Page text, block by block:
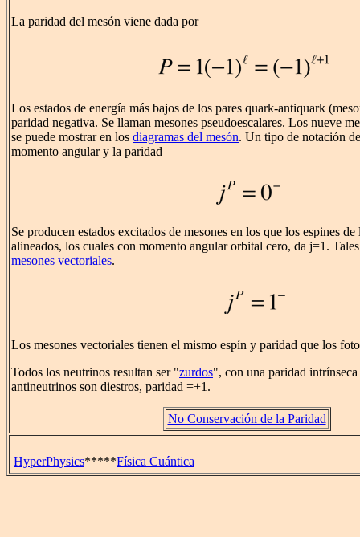
La paridad del mesón viene dada por
Los estados de energía más bajos de los pares quark-antiquark
paridad negativa. Se llaman mesones pseudoescalares. Los nueve
se puede mostrar en los diagramas del mesón. Un tipo de notación
momento angular y la paridad
Se producen estados excitados de mesones en los que los espines de
alineados, los cuales con momento angular orbital cero, da j=1.
mesones vectoriales.
Los mesones vectoriales tienen el mismo espín y paridad que los
Todos los neutrinos resultan ser "zurdos", con una paridad
antineutrinos son diestros, paridad =+1.
No Conservación de la Paridad
HyperPhysics*****Física Cuántica